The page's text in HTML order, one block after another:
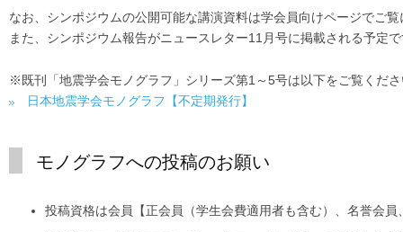
なお、シンポジウムの公開可能な講演資料は学会員向けページでご
また、シンポジウム報告がニュースレター11月号に掲載される予定
※既刊「地震学会モノグラフ」シリーズ第1～5号は以下をご覧くだ
日本地震学会モノグラフ【不定期発行】
モノグラフへの投稿のお願い
投稿資格は会員【正会員（学生会費適用者も含む）、名誉会